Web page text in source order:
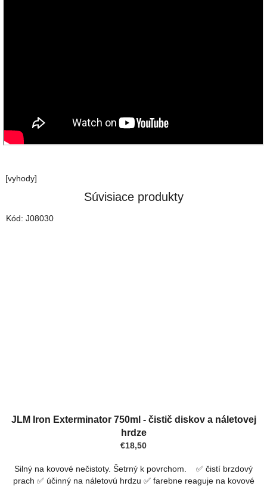
[vyhody]
Súvisiace produkty
JLM Iron Exterminator 750ml - čistič diskov a náletovej
hrdze
€18,50
Silný na kovové nečistoty. Šetrný k povrchom. ✅ čistí brzdový
prach ✅ účinný na náletovú hrdzu ✅ farebne reaguje na kovové
Kód: J08030